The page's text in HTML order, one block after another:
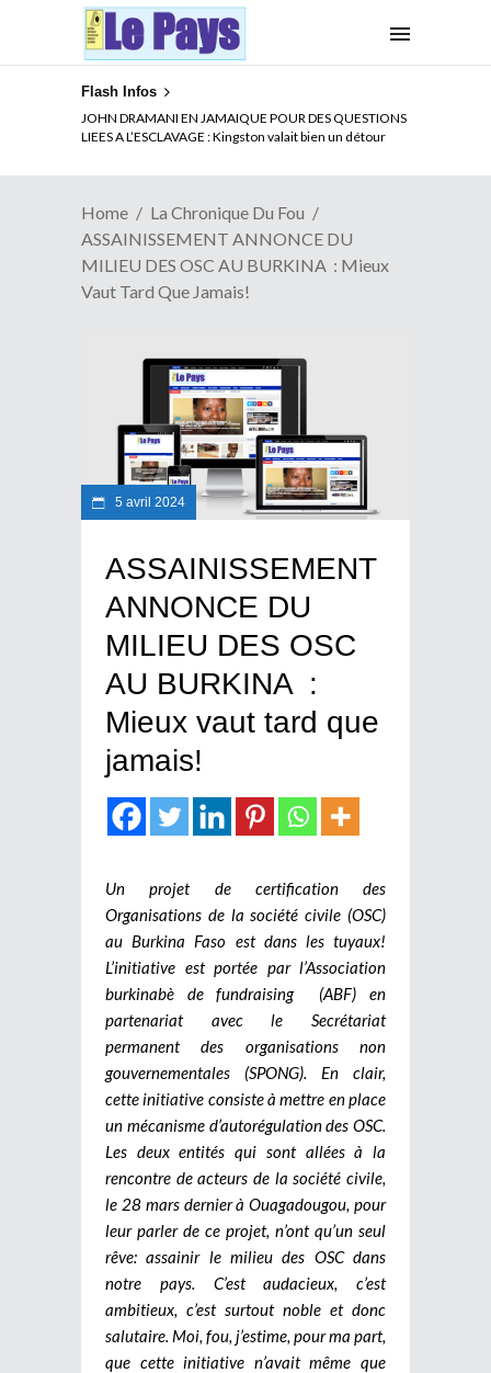
Flash Infos
JOHN DRAMANI EN JAMAIQUE POUR DES QUESTIONS
LIEES A L’ESCLAVAGE : Kingston valait bien un détour
ELECTION DE TALON A LA TETE DU SENAT BENINOIS :
Quand Patrice quitte le pouvoir sans partir !
Home
La Chronique Du Fou
ASSAINISSEMENT ANNONCE DU
MILIEU DES OSC AU BURKINA : Mieux
Vaut Tard Que Jamais!
5 avril 2024
ASSAINISSEMENT
ANNONCE DU
MILIEU DES OSC
AU BURKINA :
Mieux vaut tard que
jamais!
Un projet de certification des
Organisations de la société civile (OSC)
au Burkina Faso est dans les tuyaux!
L’initiative est portée par l’Association
burkinabè de fundraising (ABF) en
partenariat avec le Secrétariat
permanent des organisations non
gouvernementales (SPONG). En clair,
cette initiative consiste à mettre en place
un mécanisme d’autorégulation des OSC.
Les deux entités qui sont allées à la
rencontre de acteurs de la société civile,
le 28 mars dernier à Ouagadougou, pour
leur parler de ce projet, n’ont qu’un seul
rêve: assainir le milieu des OSC dans
notre pays. C’est audacieux, c’est
ambitieux, c’est surtout noble et donc
salutaire. Moi, fou, j’estime, pour ma part,
que cette initiative n’avait même que